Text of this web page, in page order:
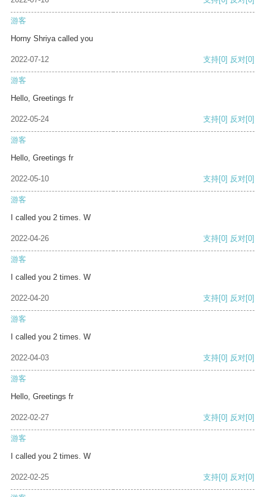
游客
Horny Shriya called you
2022-07-12 支持[0] 反对[0]
游客
Hello, Greetings fr
2022-05-24 支持[0] 反对[0]
游客
Hello, Greetings fr
2022-05-10 支持[0] 反对[0]
游客
I called you 2 times. W
2022-04-26 支持[0] 反对[0]
游客
I called you 2 times. W
2022-04-20 支持[0] 反对[0]
游客
I called you 2 times. W
2022-04-03 支持[0] 反对[0]
游客
Hello, Greetings fr
2022-02-27 支持[0] 反对[0]
游客
I called you 2 times. W
2022-02-25 支持[0] 反对[0]